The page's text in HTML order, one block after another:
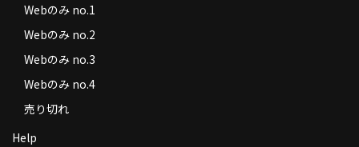
Webのみ no.1
Webのみ no.2
Webのみ no.3
Webのみ no.4
売り切れ
Help